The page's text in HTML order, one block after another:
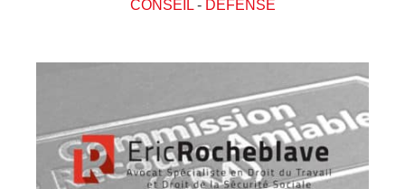
CONSEIL- DEFENSE